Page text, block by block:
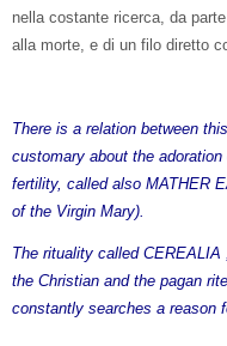
nella costante ricerca, da
alla morte, e di un filo diretto
There is a relation between
customary about the
fertility, called also MATHER
of the Virgin Mary).
The rituality called
the Christian and the pagan
constantly searches a reason